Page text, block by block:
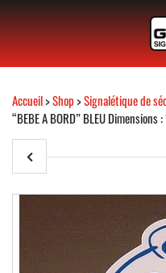
Accueil>Shop>Signalétique de
“BEBE A BORD” BLEU Dimensions